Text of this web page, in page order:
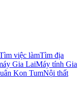
việc làmTìm địa
Gia LaiMáy tính Gia
Kon TumNội thất